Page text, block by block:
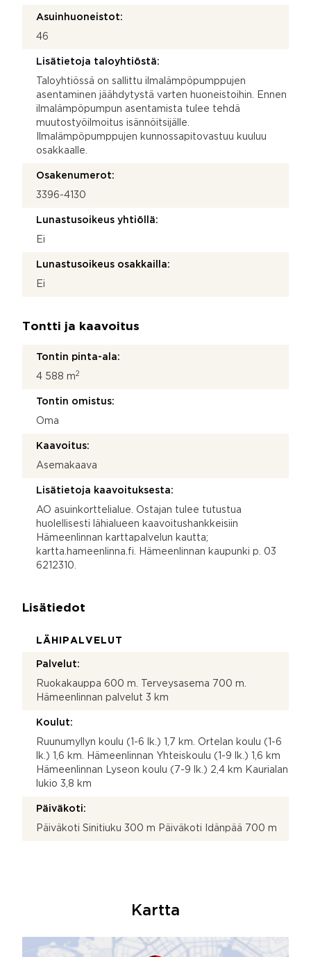
Asuinhuoneistot:
46
Lisätietoja taloyhtiöstä:
Taloyhtiössä on sallittu ilmalämpöpumppujen
asentaminen jäähdytystä varten huoneistoihin. Ennen
ilmalämpöpumpun asentamista tulee tehdä
muutostyöilmoitus isännöitsijälle.
Ilmalämpöpumppujen kunnossapitovastuu kuuluu
osakkaalle.
Osakenumerot:
3396-4130
Lunastusoikeus yhtiöllä:
Ei
Lunastusoikeus osakkailla:
Ei
Tontti ja kaavoitus
Tontin pinta-ala:
4 588 m2
Tontin omistus:
Oma
Kaavoitus:
Asemakaava
Lisätietoja kaavoituksesta:
AO asuinkorttelialue. Ostajan tulee tutustua
huolellisesti lähialueen kaavoitushankkeisiin
Hämeenlinnan karttapalvelun kautta;
kartta.hameenlinna.fi. Hämeenlinnan kaupunki p. 03
6212310.
Lisätiedot
LÄHIPALVELUT
Palvelut:
Ruokakauppa 600 m. Terveysasema 700 m.
Hämeenlinnan palvelut 3 km
Koulut:
Ruunumyllyn koulu (1-6 lk.) 1,7 km. Ortelan koulu (1-6
lk.) 1,6 km. Hämeenlinnan Yhteiskoulu (1-9 lk.) 1,6 km
Hämeenlinnan Lyseon koulu (7-9 lk.) 2,4 km Kaurialan
lukio 3,8 km
Päiväkoti:
Päiväkoti Sinitiuku 300 m Päiväkoti Idänpää 700 m
Kartta